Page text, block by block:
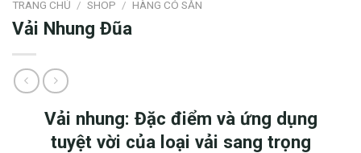
TRANG CHỦ / SHOP / HÀNG CÓ SẴN
Vải Nhung Đũa
Vải nhung: Đặc điểm và ứng dụng
tuyệt vời của loại vải sang trọng